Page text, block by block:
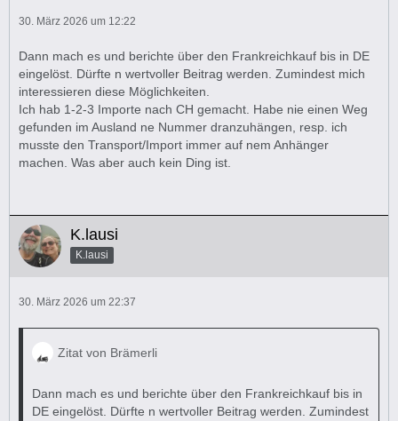
30. März 2026 um 12:22
Dann mach es und berichte über den Frankreichkauf bis in DE
eingelöst. Dürfte n wertvoller Beitrag werden. Zumindest mich
interessieren diese Möglichkeiten.
Ich hab 1-2-3 Importe nach CH gemacht. Habe nie einen Weg
gefunden im Ausland ne Nummer dranzuhängen, resp. ich
musste den Transport/Import immer auf nem Anhänger
machen. Was aber auch kein Ding ist.
K.lausi
K.lausi
30. März 2026 um 22:37
Zitat von Brämerli
Dann mach es und berichte über den Frankreichkauf bis in
DE eingelöst. Dürfte n wertvoller Beitrag werden. Zumindest